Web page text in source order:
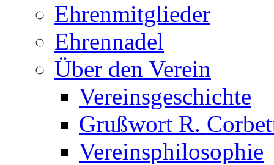
Ehrenmitglieder
Ehrennadel
Über den Verein
Vereinsgeschichte
Grußwort R.
Vereinsphilosophie